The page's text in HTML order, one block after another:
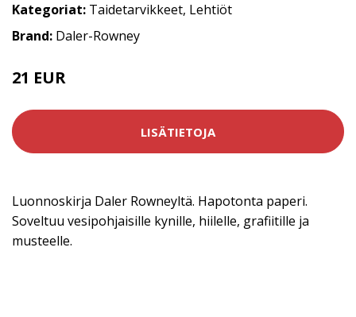
Kategoriat: Taidetarvikkeet, Lehtiöt
Brand: Daler-Rowney
21 EUR
LISÄTIETOJA
Luonnoskirja Daler Rowneyltä. Hapotonta paperi.
Soveltuu vesipohjaisille kynille, hiilelle, grafiitille ja
musteelle.